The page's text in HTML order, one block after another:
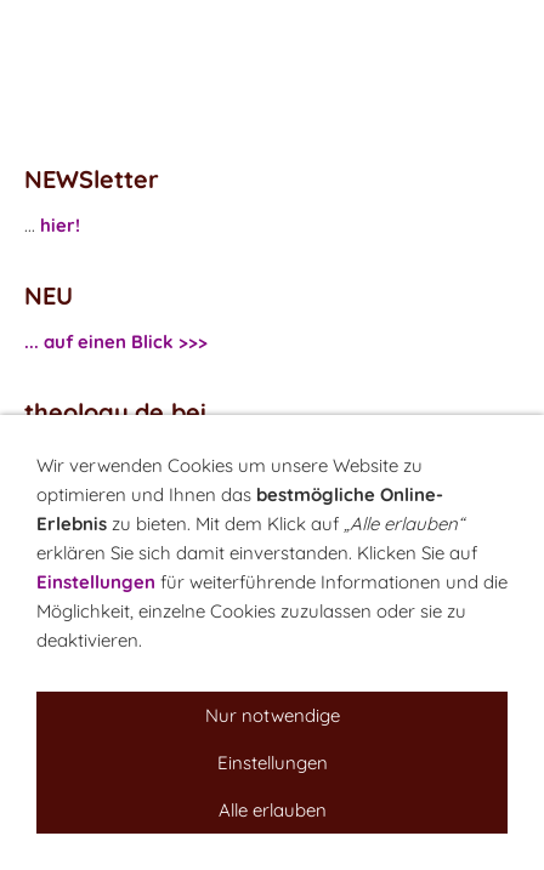
NEWSletter
... hier!
NEU
... auf einen Blick >>>
theology.de bei
...Facebook
...Twitter
Monatsrätsel
Rätseln & Gewinnen!
LINK-Hinweis
Über unsKontakt
Wir verwenden Cookies um unsere Website zu
optimieren und Ihnen das bestmögliche Online-
Erlebnis zu bieten. Mit dem Klick auf „Alle erlauben“
erklären Sie sich damit einverstanden. Klicken Sie auf
Einstellungen für weiterführende Informationen und die
Möglichkeit, einzelne Cookies zuzulassen oder sie zu
deaktivieren.
Nur notwendige
Einstellungen
Alle erlauben